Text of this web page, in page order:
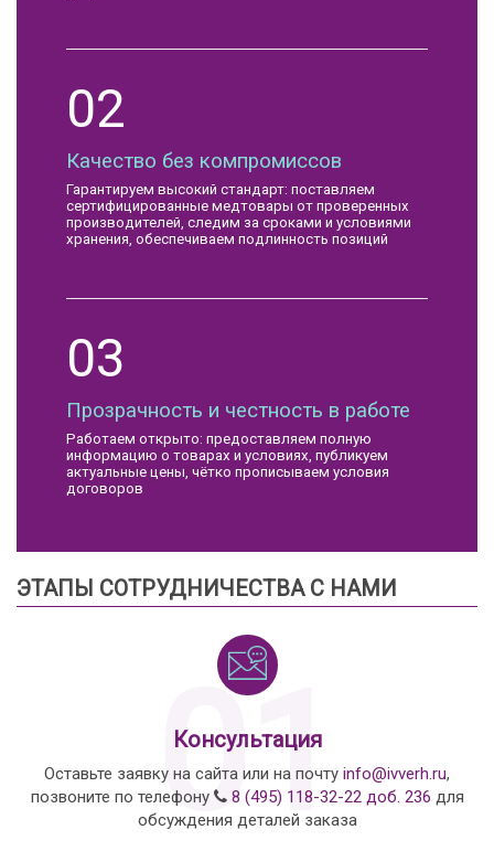
02
Качество без компромиссов
Гарантируем высокий стандарт: поставляем
сертифицированные медтовары от проверенных
производителей, следим за сроками и условиями
хранения, обеспечиваем подлинность позиций
03
Прозрачность и честность в работе
Работаем открыто: предоставляем полную
информацию о товарах и условиях, публикуем
актуальные цены, чётко прописываем условия
договоров
ЭТАПЫ СОТРУДНИЧЕСТВА С НАМИ
01
Консультация
Оставьте заявку на сайта или на почту info@ivverh.ru,
позвоните по телефону
8 (495) 118-32-22 доб. 236 для
обсуждения деталей заказа